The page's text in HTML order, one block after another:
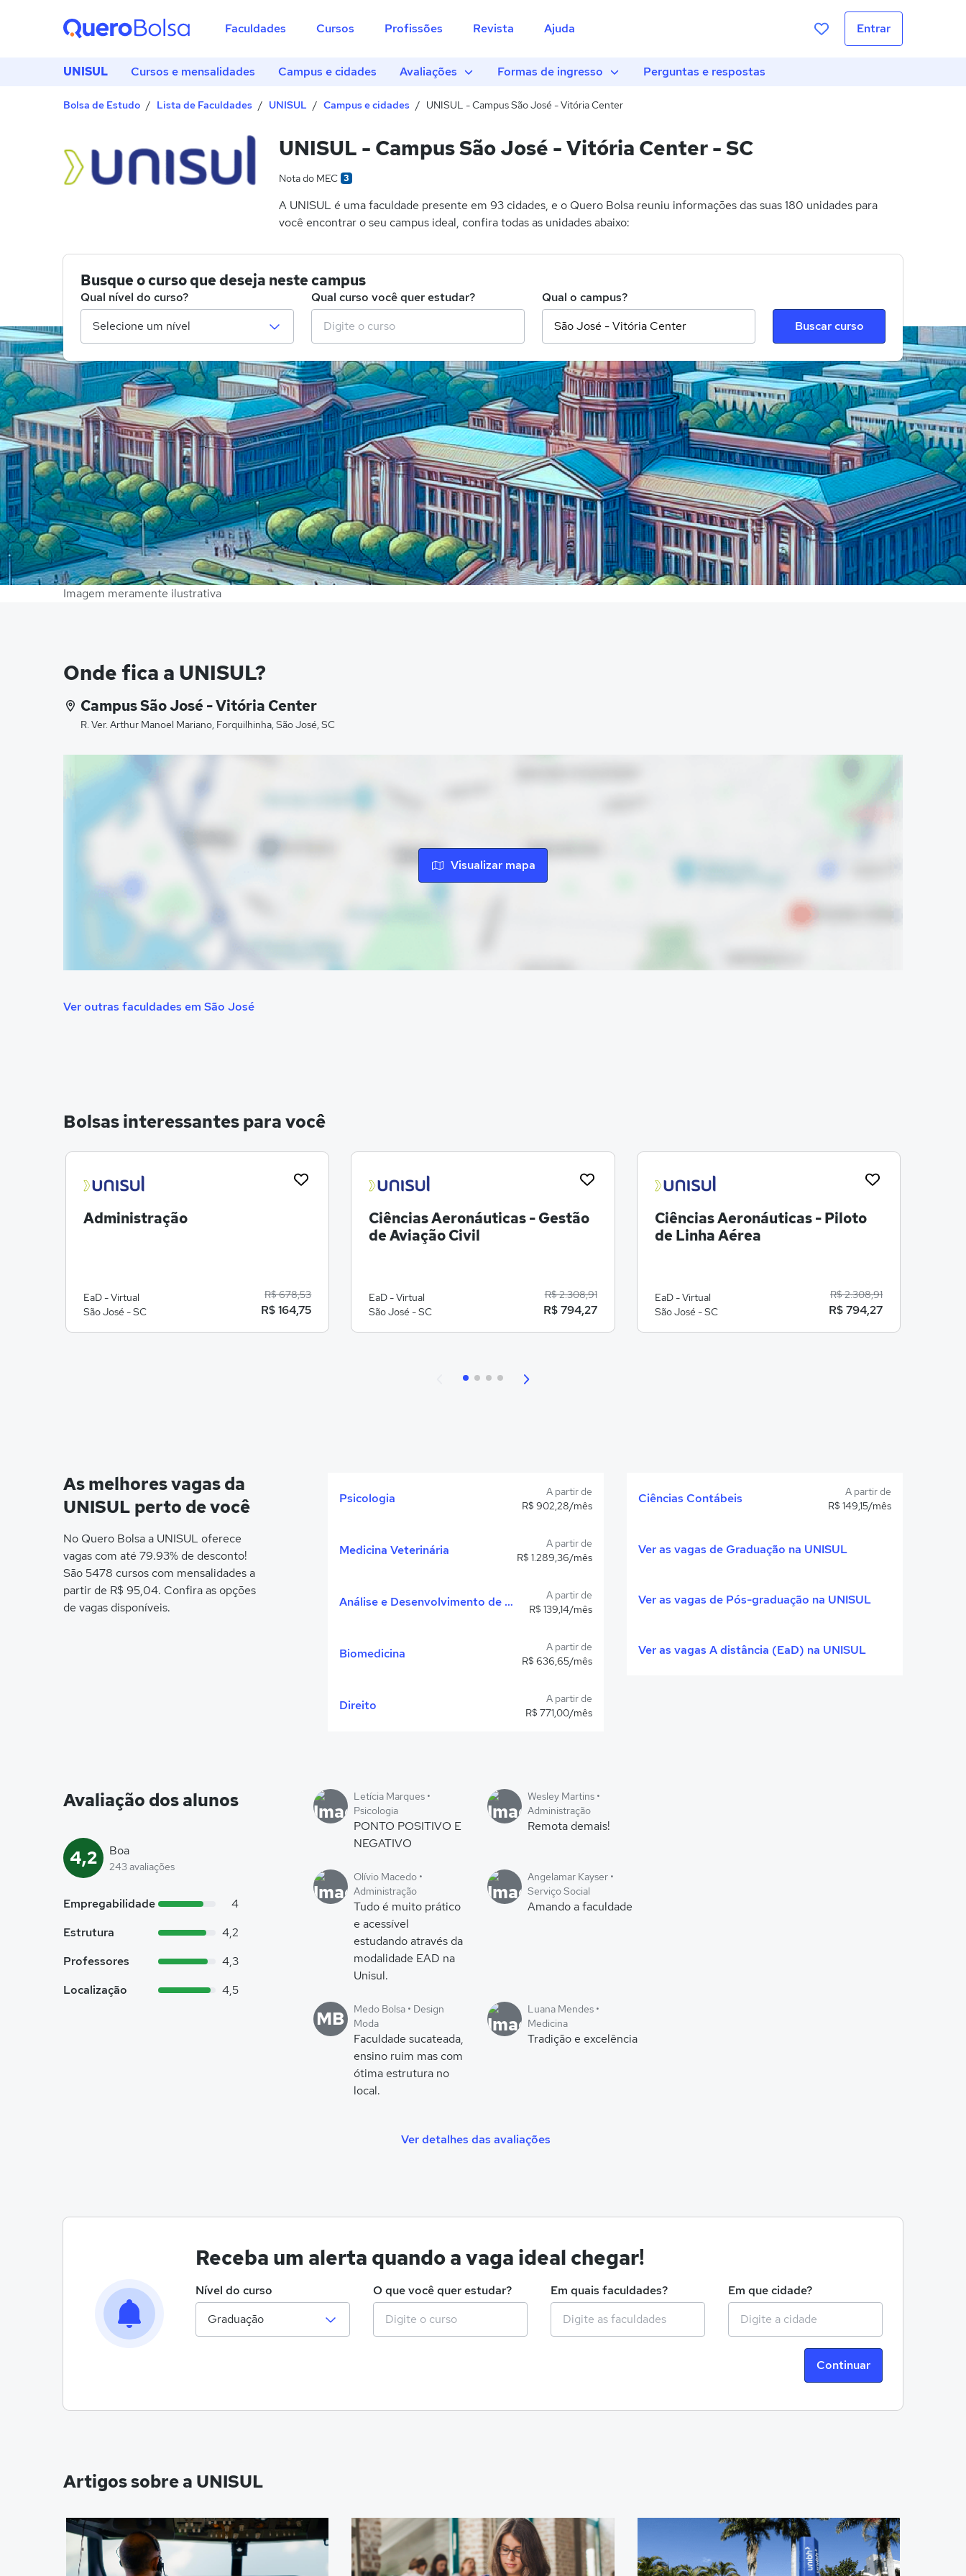
Faculdades Cursos Profissões Revista Ajuda Entrar
UNISUL Cursos e mensalidades Campus e cidades Avaliações Formas de ingresso Perguntas e respostas
Bolsa de Estudo Lista de Faculdades UNISUL Campus e cidades UNISUL - Campus São José - Vitória Center
UNISUL - Campus São José - Vitória Center - SC
Nota do MEC 3
A UNISUL é uma faculdade presente em 93 cidades, e o Quero Bolsa reuniu informações das suas 180 unidades para
você encontrar o seu campus ideal, confira todas as unidades abaixo:
Busque o curso que deseja neste campus
Qual nível do curso? Qual curso você quer estudar?
Qual o campus?
Buscar curso
Imagem meramente ilustrativa
Onde fica a UNISUL?
Campus São José - Vitória Center
R. Ver. Arthur Manoel Mariano, Forquilhinha, São José, SC
Visualizar mapa
Ver outras faculdades em São José
Bolsas interessantes para você
Administração
EaD - Virtual
São José - SC
R$ 678,53
R$ 164,75
Ciências Aeronáuticas - Gestão
de Aviação Civil
EaD - Virtual
São José - SC
R$ 2.308,91
R$ 794,27
Ciências Aeronáuticas - Piloto
de Linha Aérea
EaD - Virtual
São José - SC
R$ 2.308,91
R$ 794,27
As melhores vagas da
UNISUL perto de você
No Quero Bolsa a UNISUL oferece
vagas com até 79.93% de desconto!
São 5478 cursos com mensalidades a
partir de R$ 95,04. Confira as opções
de vagas disponíveis.
Psicologia
A partir de
R$ 902,28/mês
Medicina Veterinária
A partir de
R$ 1.289,36/mês
Análise e Desenvolvimento de Sistemas
A partir de
R$ 139,14/mês
Biomedicina
A partir de
R$ 636,65/mês
Direito
A partir de
R$ 771,00/mês
Ciências Contábeis
A partir de
R$ 149,15/mês
Ver as vagas de Graduação na UNISUL
Ver as vagas de Pós-graduação na UNISUL
Ver as vagas A distância (EaD) na UNISUL
Avaliação dos alunos
4,2 Boa
243 avaliações
Empregabilidade
4
Estrutura
4,2
Professores
4,3
Localização
4,5
Letícia Marques •
Psicologia
PONTO POSITIVO E
NEGATIVO
Wesley Martins •
Administração
Remota demais!
Olívio Macedo •
Administração
Tudo é muito prático
e acessível
estudando através da
modalidade EAD na
Unisul.
Angelamar Kayser •
Serviço Social
Amando a faculdade
MB
Medo Bolsa • Design
Moda
Faculdade sucateada,
ensino ruim mas com
ótima estrutura no
local.
Luana Mendes •
Medicina
Tradição e excelência
Ver detalhes das avaliações
Receba um alerta quando a vaga ideal chegar!
Nível do curso O que você quer estudar? Em quais faculdades? Em que cidade?
Continuar
Artigos sobre a UNISUL